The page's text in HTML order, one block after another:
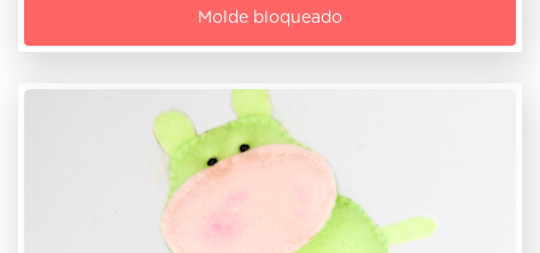
Molde bloqueado